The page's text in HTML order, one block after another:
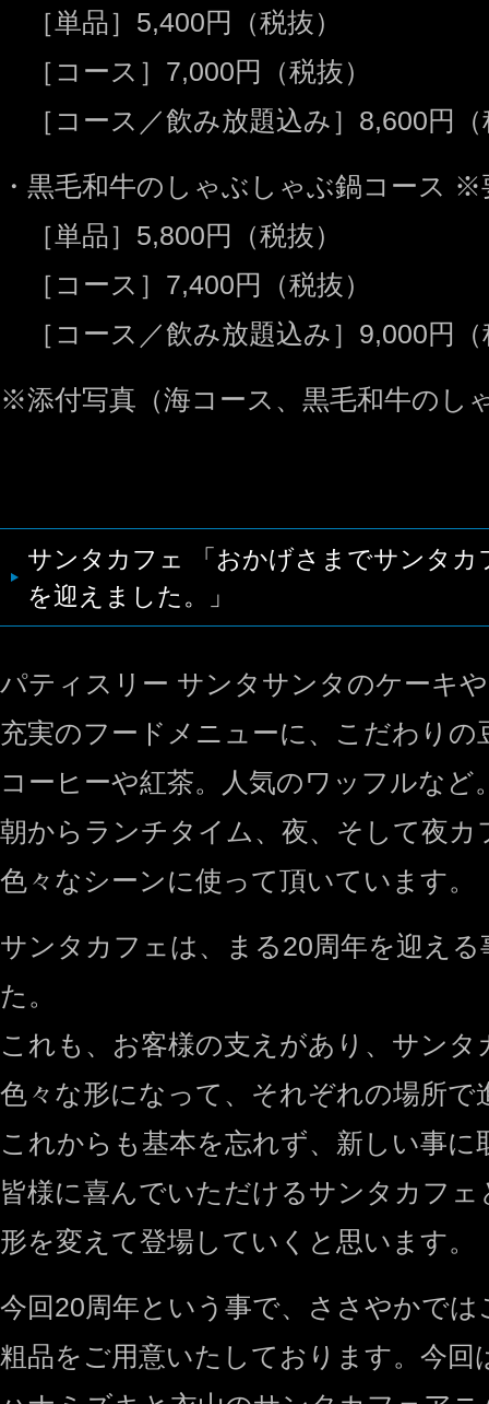
［単品］5,400円（税抜）
［コース］7,000円（税抜）
［コース／飲み放題込み］8,600円（
・黒毛和牛のしゃぶしゃぶ鍋コース
［単品］5,800円（税抜）
［コース］7,400円（税抜）
［コース／飲み放題込み］9,000円
※添付写真（海コース、黒毛和牛のし
サンタカフェ 「おかげさまでサンタカ
を迎えました。」
パティスリー サンタサンタのケーキ
充実のフードメニューに、こだわりの
コーヒーや紅茶。人気のワッフルなど
朝からランチタイム、夜、そして夜カ
色々なシーンに使って頂いています。
サンタカフェは、まる20周年を迎え
た。
これも、お客様の支えがあり、サンタ
色々な形になって、それぞれの場所で
これからも基本を忘れず、新しい事に
皆様に喜んでいただけるサンタカフェ
形を変えて登場していくと思います。
今回20周年という事で、ささやかで
粗品をご用意いたしております。今回